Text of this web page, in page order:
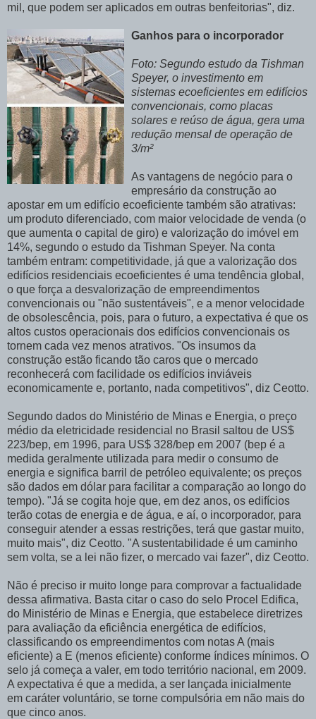
mil, que podem ser aplicados em outras benfeitorias", diz.
Ganhos para o incorporador
Foto: Segundo estudo da Tishman
Speyer, o investimento em
sistemas ecoeficientes em edifícios
convencionais, como placas
solares e reúso de água, gera uma
redução mensal de operação de
3/m²
As vantagens de negócio para o
empresário da construção ao
apostar em um edifício ecoeficiente também são atrativas:
um produto diferenciado, com maior velocidade de venda (o
que aumenta o capital de giro) e valorização do imóvel em
14%, segundo o estudo da Tishman Speyer. Na conta
também entram: competitividade, já que a valorização dos
edifícios residenciais ecoeficientes é uma tendência global,
o que força a desvalorização de empreendimentos
convencionais ou "não sustentáveis", e a menor velocidade
de obsolescência, pois, para o futuro, a expectativa é que os
altos custos operacionais dos edifícios convencionais os
tornem cada vez menos atrativos. "Os insumos da
construção estão ficando tão caros que o mercado
reconhecerá com facilidade os edifícios inviáveis
economicamente e, portanto, nada competitivos", diz Ceotto.
Segundo dados do Ministério de Minas e Energia, o preço
médio da eletricidade residencial no Brasil saltou de US$
223/bep, em 1996, para US$ 328/bep em 2007 (bep é a
medida geralmente utilizada para medir o consumo de
energia e significa barril de petróleo equivalente; os preços
são dados em dólar para facilitar a comparação ao longo do
tempo). "Já se cogita hoje que, em dez anos, os edifícios
terão cotas de energia e de água, e aí, o incorporador, para
conseguir atender a essas restrições, terá que gastar muito,
muito mais", diz Ceotto. "A sustentabilidade é um caminho
sem volta, se a lei não fizer, o mercado vai fazer", diz Ceotto.
Não é preciso ir muito longe para comprovar a factualidade
dessa afirmativa. Basta citar o caso do selo Procel Edifica,
do Ministério de Minas e Energia, que estabelece diretrizes
para avaliação da eficiência energética de edifícios,
classificando os empreendimentos com notas A (mais
eficiente) a E (menos eficiente) conforme índices mínimos. O
selo já começa a valer, em todo território nacional, em 2009.
A expectativa é que a medida, a ser lançada inicialmente
em caráter voluntário, se torne compulsória em não mais do
que cinco anos.